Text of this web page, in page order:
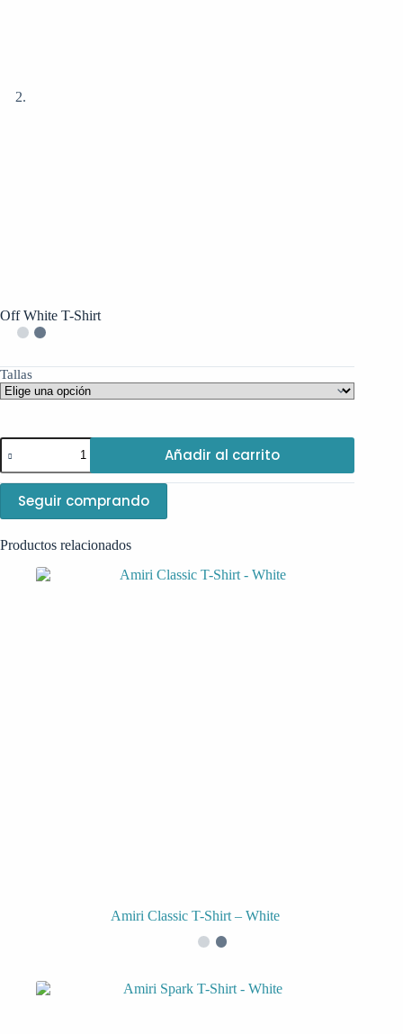
Off White T-Shirt
Tallas
Off
White
T-
Shirt
cantidad
Añadir al carrito
Seguir comprando
Productos relacionados
Amiri Classic T-Shirt – White